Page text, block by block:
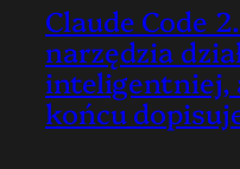
Claude Code
narzędzia
inteligentniej,
końcu